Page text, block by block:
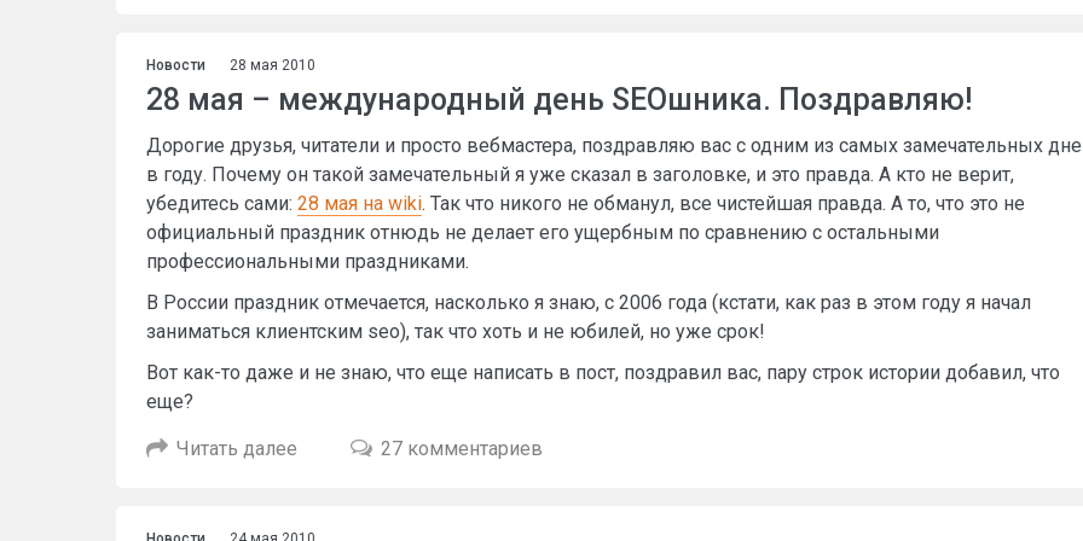
Новости 28 мая 2010
28 мая – международный день SEOшника. Поздравляю!
Дорогие друзья, читатели и просто вебмастера, поздравляю вас с одним из самых замечательных
в году. Почему он такой замечательный я уже сказал в заголовке, и это правда. А кто не верит,
убедитесь сами: 28 мая на wiki. Так что никого не обманул, все чистейшая правда. А то, что это не
официальный праздник отнюдь не делает его ущербным по сравнению с остальными
профессиональными праздниками.
В России праздник отмечается, насколько я знаю, с 2006 года (кстати, как раз в этом году я начал
заниматься клиентским seo), так что хоть и не юбилей, но уже срок!
Вот как-то даже и не знаю, что еще написать в пост, поздравил вас, пару строк истории добавил, что
еще?
Читать далее 27 комментариев